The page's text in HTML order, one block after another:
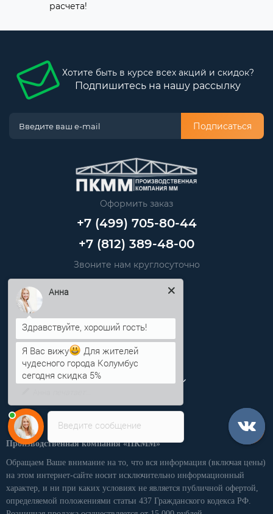
расчета!
Хотите быть в курсе всех акций и скидок?
Подпишитесь на нашу рассылку
Подписаться
Оформить заказ
+7 (499) 705-80-44
+7 (812) 389-48-00
Звоните нам круглосуточно
Информация
Категории
Личный кабинет
Производственная компания «ПКММ»
Обращаем Ваше внимание на то, что вся информация (включая цены)
на этом интернет-сайте носит исключительно информационный
характер, и ни при каких условиях не является публичной офертой,
определяемой положениями статьи 437 Гражданского кодекса РФ.
Введите сообщение
Здравствуйте, хороший гость!
Я Вас вижу
Для жителей
чудесного города Колумбус
сегодня скидка 5%